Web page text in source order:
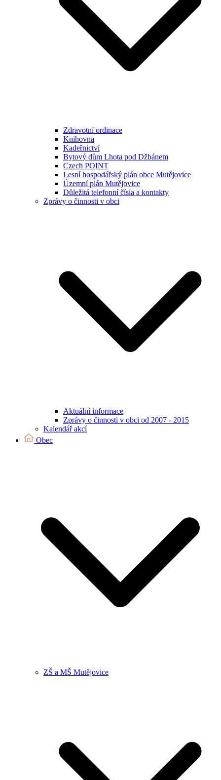
Zdravotní ordinace
Knihovna
Kadeřnictví
Bytový dům Lhota pod Džbánem
Czech POINT
Lesní hospodářský plán obce Mutějovice
Územní plán Mutějovice
Důležitá telefonní čísla a kontakty
Zprávy o činnosti v obci
Aktuální informace
Zprávy o činnosti v obci od 2007 - 2015
Kalendář akcí
Obec
ZŠ a MŠ Mutějovice